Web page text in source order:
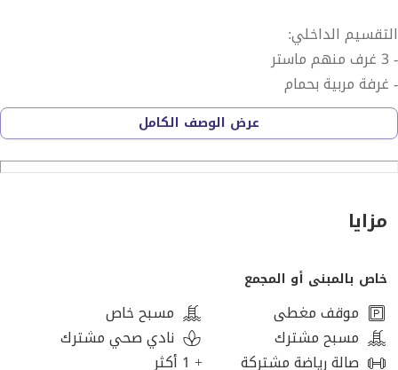
التقسيم الداخلي:
- 3 غرف منهم ماستر
- غرفة مربية بحمام
- 3 حمام
- ريسيبشن
- تراس
اللوكيشن :
- دقائق من بيفرلي هيلز والنادي الأهلي
- دقائق من الصحراوي المؤدي إلي الإسكندرية
- أمام مطار سفنكس الجديد
- دقائق من وصلة دهشور وأركان بلازا
عرض الوصف الكامل
مزايا
خاص بالمبنى أو المجمع
موقف مغطى
مسبح خاص
مسبح مشترك
نادي صحي مشترك
صالة رياضة مشتركة
+ 1 أكثر